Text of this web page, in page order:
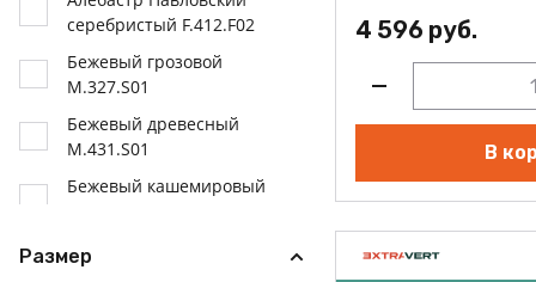
серебристый F.412.F02
Бежевый грозовой
M.327.S01
Бежевый древесный
M.431.S01
Бежевый кашемировый
Бежевый кремовый
M.338.S01
Размер
4 596 руб.
В